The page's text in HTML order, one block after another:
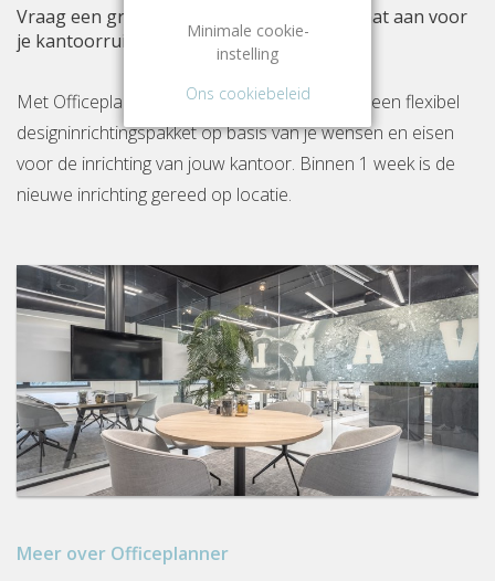
Vraag een gratis inrichtingsvoorstel op maat aan voor
je kantoorruimte aan Proostwetering 41
Met Officeplanner huur, huurkoop of koop je een flexibel
designinrichtingspakket op basis van je wensen en eisen
voor de inrichting van jouw kantoor. Binnen 1 week is de
nieuwe inrichting gereed op locatie.
Meer over Officeplanner
Minimale cookie-
instelling
Ons cookiebeleid